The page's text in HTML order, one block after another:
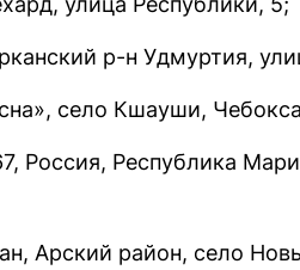
р-н Удмуртия,
село Кшауши,
Россия, Республика
Арский район, село